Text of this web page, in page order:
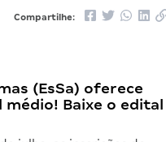
Compartilhe:
(EsSa) oferece
médio! Baixe o edital